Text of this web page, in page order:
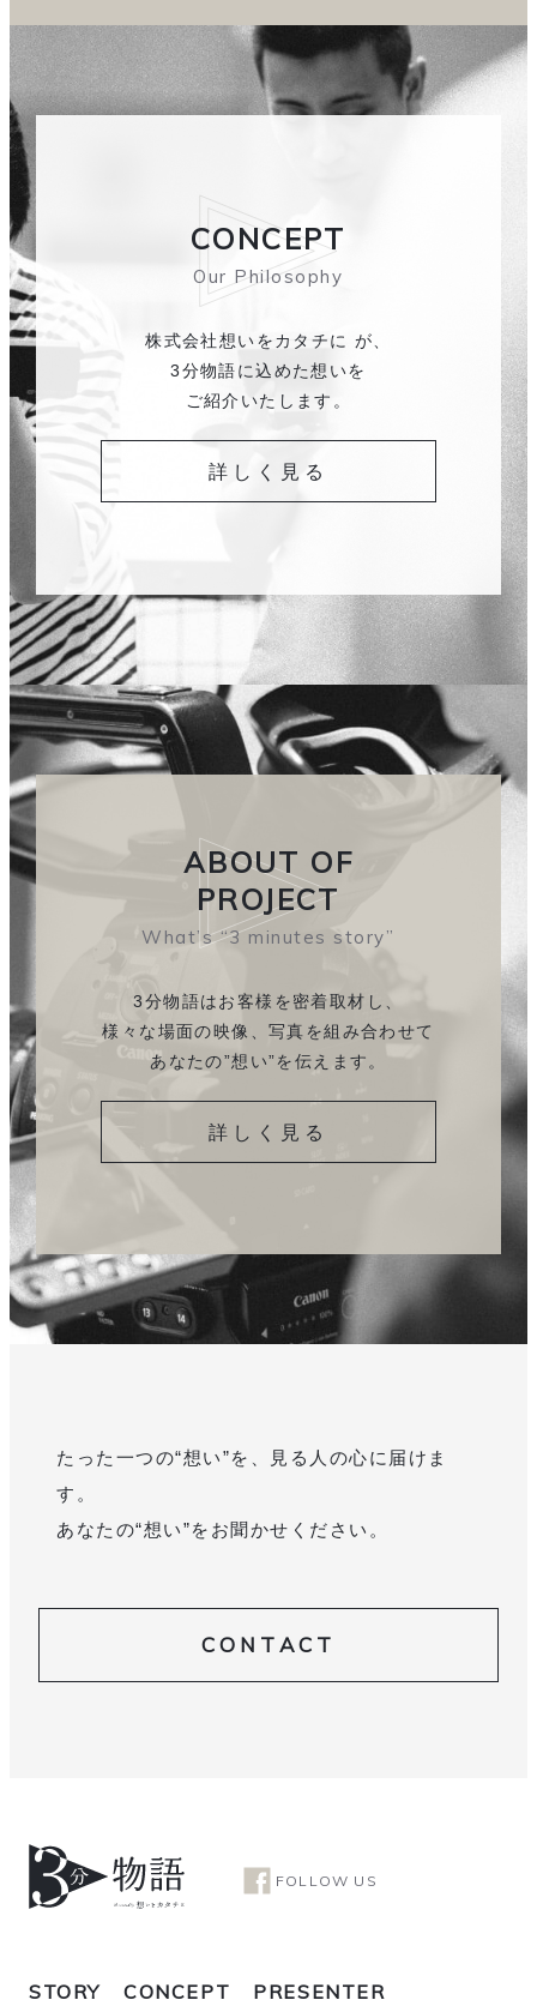
CONCEPT
Our Philosophy
株式会社想いをカタチに が、
3分物語に込めた想いを
ご紹介いたします。
詳しく見る
ABOUT OF
PROJECT
What’s “3 minutes story”
3分物語はお客様を密着取材し、
様々な場面の映像、 写真を組み合わせて
あなたの”想い”を伝えます。
詳しく見る
たった一つの“想い”を、見る人の心に届けま
す。
あなたの“想い”をお聞かせください。
CONTACT
FOLLOW US
STORY CONCEPT PRESENTER